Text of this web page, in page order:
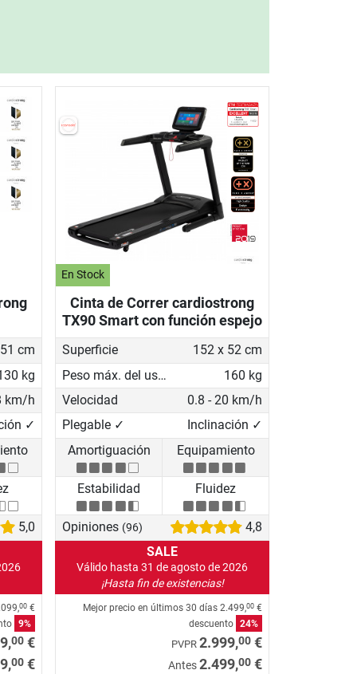
cm
kg
km/h
✓
5,0
00 €
9%
00 €
00 €
En Stock
Cinta de Correr cardiostrong
TX90 Smart con función espejo
Superficie
152 x 52 cm
Peso máx. del usuario
160 kg
Velocidad
0.8 - 20 km/h
Plegable ✓
Inclinación ✓
Amortiguación
Equipamiento
Estabilidad Fluidez
Opiniones (96)
4,8
SALE
Válido hasta 31 de agosto de 2026
¡Hasta fin de existencias!
Mejor precio en últimos 30 días 2.499,00 €
descuento 24%
PVPR 2.999,00 €
Antes2.499,00 €